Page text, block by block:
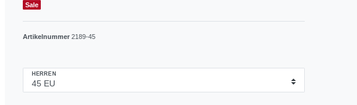
Sale
Artikelnummer 2189-45
HERREN